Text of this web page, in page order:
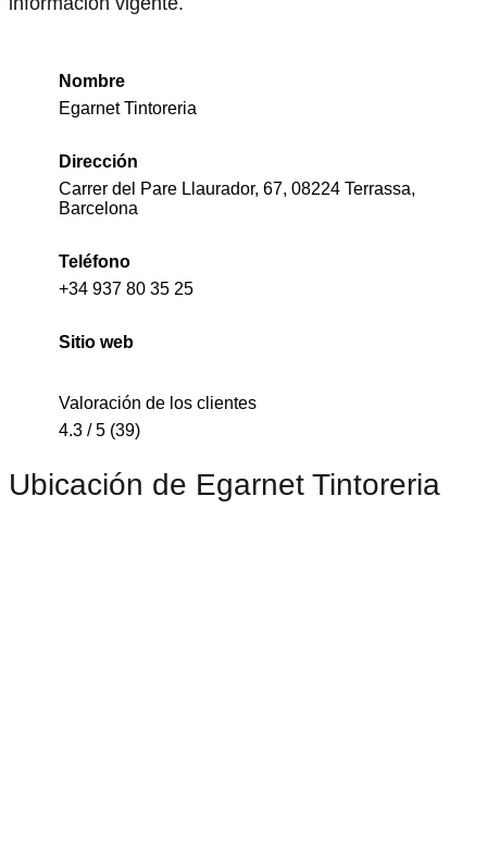
Nombre
Egarnet Tintoreria
Dirección
Carrer del Pare Llaurador, 67, 08224 Terrassa,
Barcelona
Teléfono
+34 937 80 35 25
Sitio web
Valoración de los clientes
4.3 / 5 (39)
Ubicación de Egarnet Tintoreria